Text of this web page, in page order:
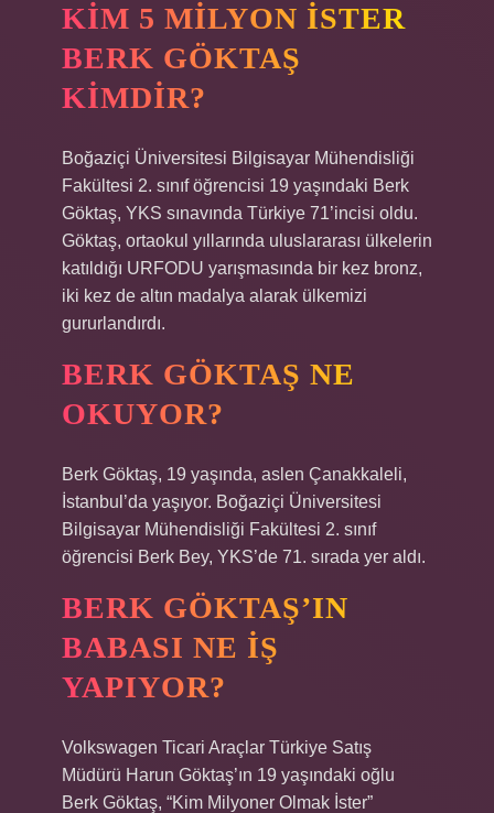
KIM 5 MILYON ISTER
BERK GÖKTAŞ
KIMDIR?
Boğaziçi Üniversitesi Bilgisayar Mühendisliği
Fakültesi 2. sınıf öğrencisi 19 yaşındaki Berk
Göktaş, YKS sınavında Türkiye 71’incisi oldu.
Göktaş, ortaokul yıllarında uluslararası ülkelerin
katıldığı URFODU yarışmasında bir kez bronz,
iki kez de altın madalya alarak ülkemizi
gururlandırdı.
BERK GÖKTAŞ NE
OKUYOR?
Berk Göktaş, 19 yaşında, aslen Çanakkaleli,
İstanbul’da yaşıyor. Boğaziçi Üniversitesi
Bilgisayar Mühendisliği Fakültesi 2. sınıf
öğrencisi Berk Bey, YKS’de 71. sırada yer aldı.
BERK GÖKTAŞ’IN
BABASI NE IŞ
YAPIYOR?
Volkswagen Ticari Araçlar Türkiye Satış
Müdürü Harun Göktaş’ın 19 yaşındaki oğlu
Berk Göktaş, “Kim Milyoner Olmak İster”